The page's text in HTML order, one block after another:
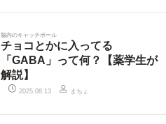
脳内のキャッチボール
チョコとかに入ってる
「GABA」って何？【薬学生が
解説】
2025.08.13 まちょ